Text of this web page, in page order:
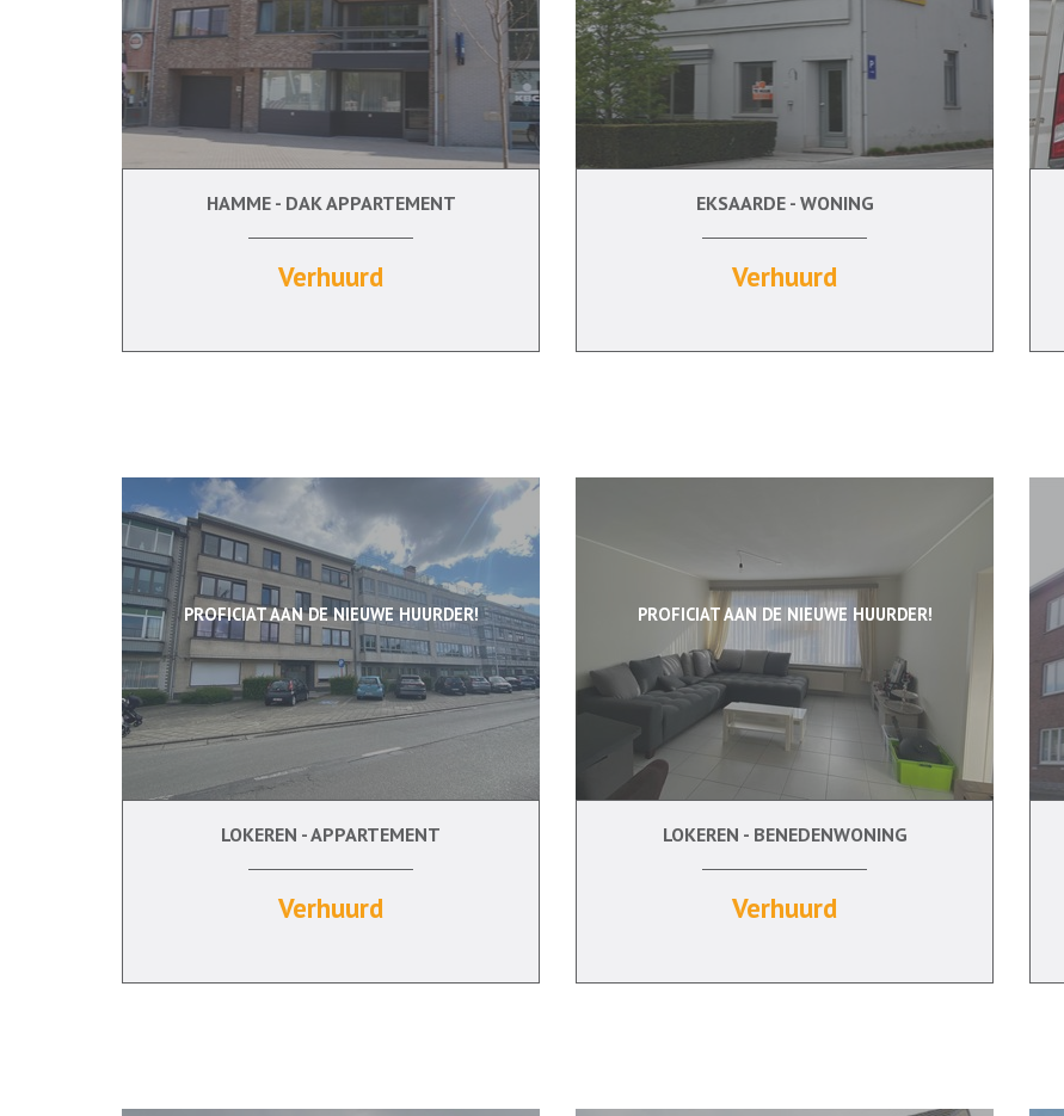
1 Ja
HAMME - DAK APPARTEMENT
Verhuurd
4 Ja
EKSAARDE - WONING
Verhuurd
PROFICIAT AAN DE NIEUWE HUURDER!
2 Ja Ja
LOKEREN - APPARTEMENT
Verhuurd
PROFICIAT AAN DE NIEUWE HUURDER!
0 m² 2 Ja
LOKEREN - BENEDENWONING
Verhuurd